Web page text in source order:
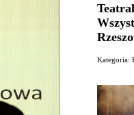
Kategoria: